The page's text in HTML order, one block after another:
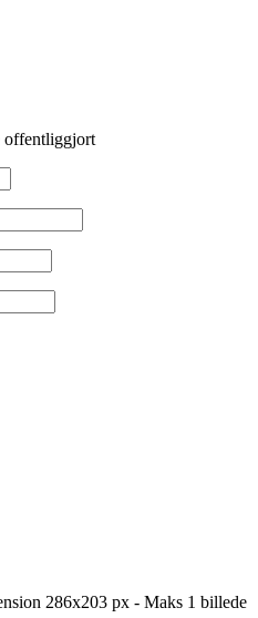
offentliggjort
286x203 px - Maks 1 billede